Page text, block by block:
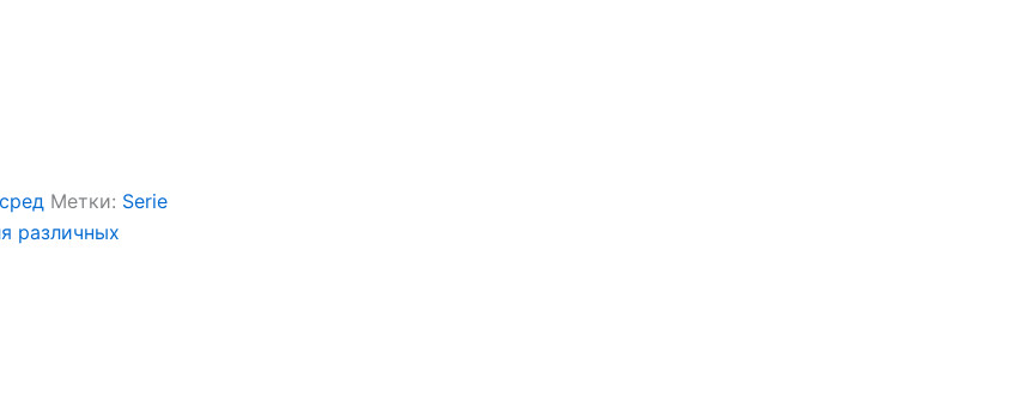
Метки: Serie
различных